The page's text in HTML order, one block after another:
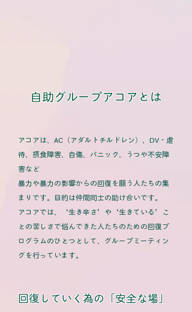
自助グループアコアとは
アコアは、AC（アダルトチルドレン）、DV・虐
待、摂食障害、自傷、パニック、うつや不安障
害など
暴力や暴力の影響からの回復を願う人たちの集
まりです。目的は仲間同士の助け合いです。
アコアでは、‘生き辛さ’や‘生きている’こ
との苦しさで悩んできた人たちのための回復プ
ログラムのひとつとして、グループミーティン
グを行っています。
回復していく為の「安全な場」